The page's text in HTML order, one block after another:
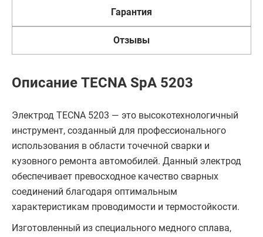
Гарантия
Отзывы
Описание TECNA SpA 5203
Электрод TECNA 5203 — это высокотехнологичный
инструмент, созданный для профессионального
использования в области точечной сварки и
кузовного ремонта автомобилей. Данный электрод
обеспечивает превосходное качество сварных
соединений благодаря оптимальным
характеристикам проводимости и термостойкости.
Изготовленный из специального медного сплава,